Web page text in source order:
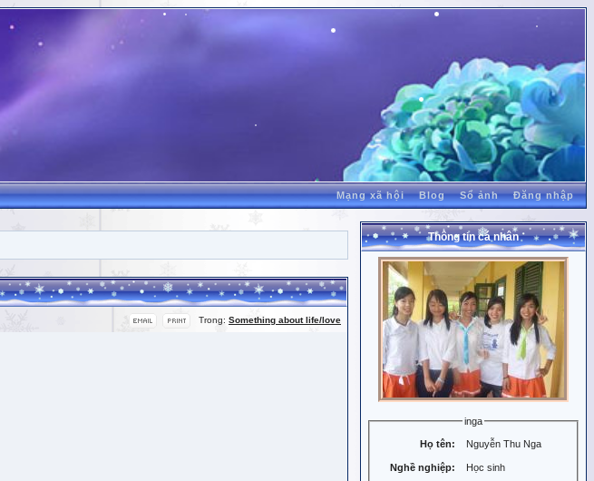
Mạng xã hội Blog Sổ ảnh Đăng nhập
Trong: Something about life/love
Thông tin cá nhân
inga
Họ tên: Nguyễn Thu Nga
Nghề nghiệp: Học sinh